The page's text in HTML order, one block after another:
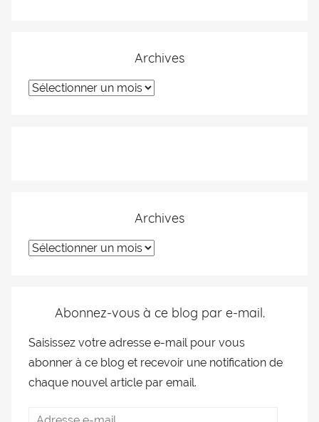
Archives
Archives
Abonnez-vous à ce blog par e-mail.
Saisissez votre adresse e-mail pour vous
abonner à ce blog et recevoir une notification de
chaque nouvel article par email.